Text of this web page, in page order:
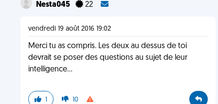
Nesta045 22
vendredi 19 août 2016 19:02
Merci tu as compris. Les deux au dessus de toi
devrait se poser des questions au sujet de leur
intelligence...
1 10